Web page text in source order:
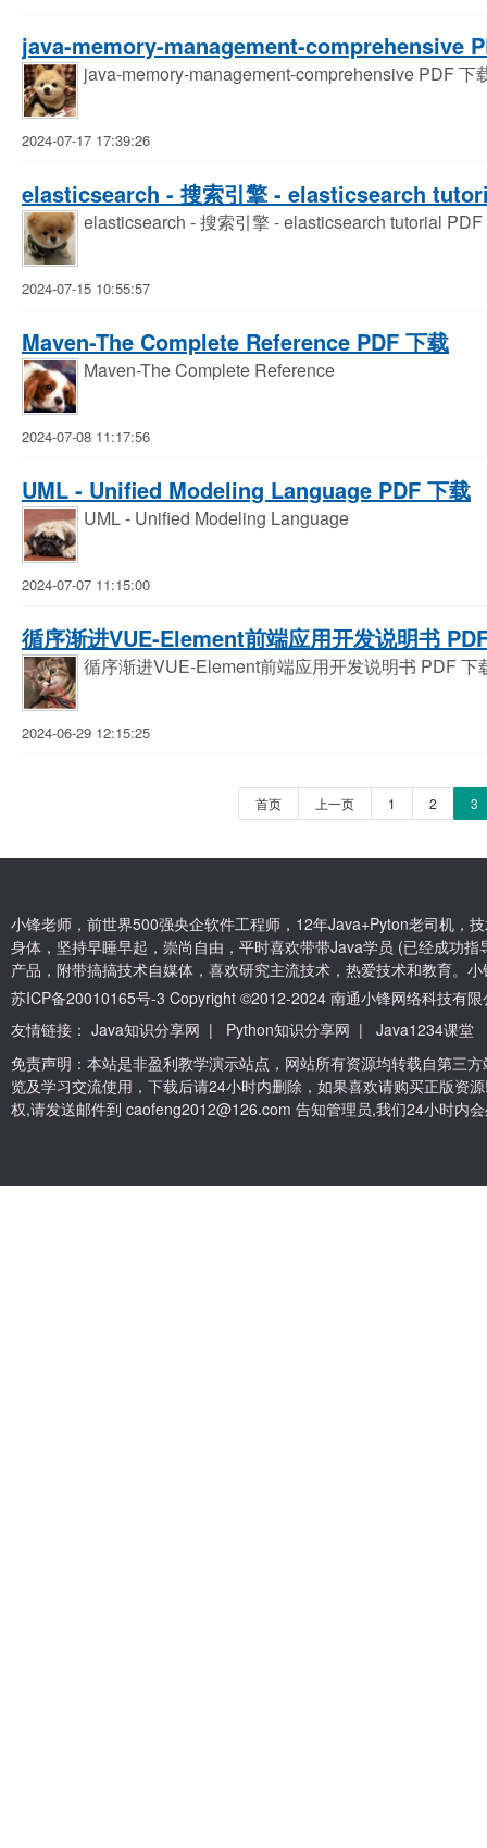
java-memory-management-comprehensive
java-memory-management-comprehensive PDF 下
2024-07-17 17:39:26
elasticsearch - 搜索引擎 - elasticsearch
elasticsearch - 搜索引擎 - elasticsearch tutorial
2024-07-15 10:55:57
Maven-The Complete Reference PDF 下载
Maven-The Complete Reference
2024-07-08 11:17:56
UML - Unified Modeling Language PDF 下载
UML - Unified Modeling Language
2024-07-07 11:15:00
循序渐进VUE-Element前端应用开发说明书
循序渐进VUE-Element前端应用开发说明书 PDF 下
2024-06-29 12:15:25
首页 上一页 1 2 3
小锋老师，前世界500强央企软件工程师，12年Java+Pyton老司机，
身体，坚持早睡早起，崇尚自由，平时喜欢带带Java学员 (已经成功
产品，附带搞搞技术自媒体，喜欢研究主流技术，热爱技术和教育。
苏ICP备20010165号-3 Copyright ©2012-2024 南通小锋网络科技有限
友情链接： Java知识分享网 | Python知识分享网 |
Java1234课堂
免责声明：本站是非盈利教学演示站点，网站所有资源均转载自第三
览及学习交流使用，下载后请24小时内删除，如果喜欢请购买正版资
权,请发送邮件到 caofeng2012@126.com 告知管理员,我们24小时内